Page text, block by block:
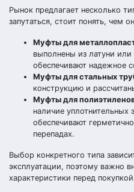
Рынок предлагает несколько
запутаться, стоит понять, чем
Муфты для
выполнены из латуни
обеспечивают надежное
Муфты для стальных
конструкцию и
Муфты для
наличие уплотнительных
обеспечивают
перепадах.
Выбор конкретного типа
эксплуатации, поэтому важно
характеристики перед